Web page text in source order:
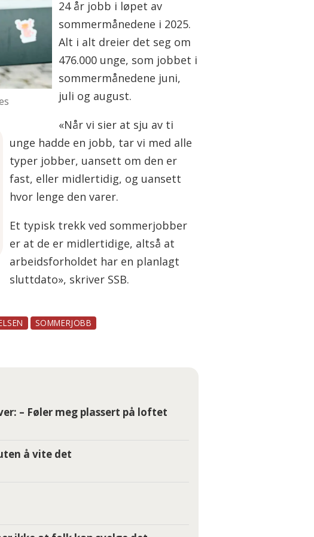
24 år jobb i løpet av
sommermånedene i 2025.
Alt i alt dreier det seg om
476.000 unge, som jobbet i
sommermånedene juni,
juli og august.
«Når vi sier at sju av ti
unge hadde en jobb, tar vi med alle
typer jobber, uansett om den er
fast, eller midlertidig, og uansett
hvor lenge den varer.
Et typisk trekk ved sommerjobber
er at de er midlertidige, altså at
arbeidsforholdet har en planlagt
sluttdato», skriver SSB.
SOMMERJOBB
– Føler meg plassert på loftet
å vite det